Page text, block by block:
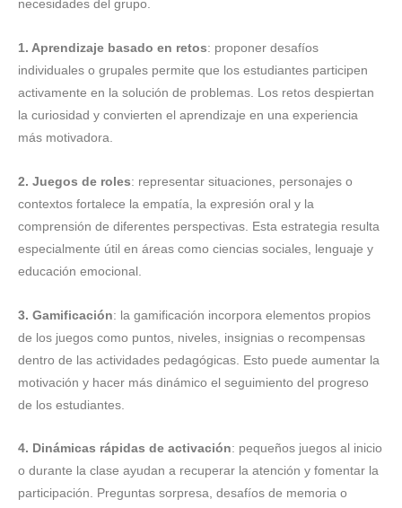
necesidades del grupo.
1. Aprendizaje basado en retos: proponer desafíos
individuales o grupales permite que los estudiantes participen
activamente en la solución de problemas. Los retos despiertan
la curiosidad y convierten el aprendizaje en una experiencia
más motivadora.
2. Juegos de roles: representar situaciones, personajes o
contextos fortalece la empatía, la expresión oral y la
comprensión de diferentes perspectivas. Esta estrategia resulta
especialmente útil en áreas como ciencias sociales, lenguaje y
educación emocional.
3. Gamificación: la gamificación incorpora elementos propios
de los juegos como puntos, niveles, insignias o recompensas
dentro de las actividades pedagógicas. Esto puede aumentar la
motivación y hacer más dinámico el seguimiento del progreso
de los estudiantes.
4. Dinámicas rápidas de activación: pequeños juegos al inicio
o durante la clase ayudan a recuperar la atención y fomentar la
participación. Preguntas sorpresa, desafíos de memoria o